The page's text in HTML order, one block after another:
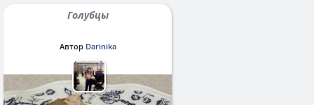
Голубцы
Автор Darinika